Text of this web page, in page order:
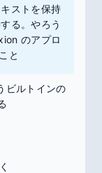
ストを保持
る。やろう
のアプロ
と
ビルトインの